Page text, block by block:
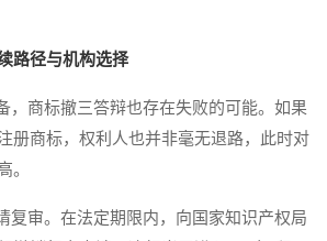
路径与机构选择
商标撤三答辩也存在失败的可能。如果
册商标，权利人也并非毫无退路，此时对
。
审。在法定期限内，向国家知识产权局